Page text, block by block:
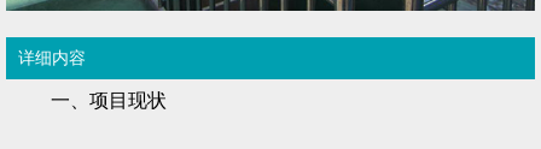
详细内容
一、项目现状